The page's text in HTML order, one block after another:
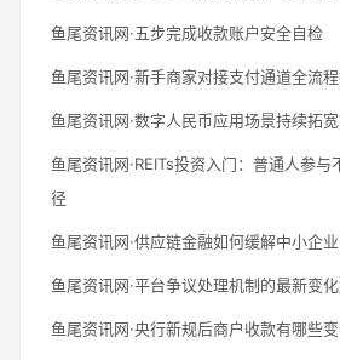
鱼尾资讯网·五步完成收款账户安全自检
鱼尾资讯网·新手商家对接支付通道全流
鱼尾资讯网·数字人民币应用场景持续拓
鱼尾资讯网·REITs投资入门：普通人参
径
鱼尾资讯网·供应链金融如何缓解中小企
鱼尾资讯网·平台争议处理机制的最新变
鱼尾资讯网·央行新规后商户收款有哪些